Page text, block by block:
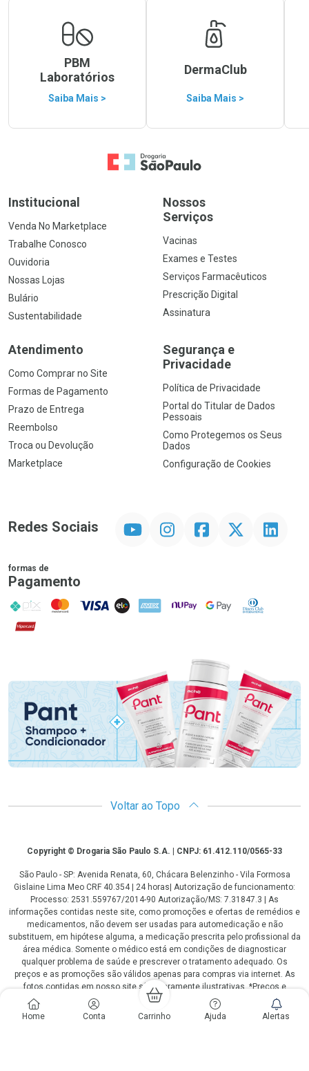
Home Conta Carrinho Ajuda Alertas
PBM
Laboratórios
Saiba Mais >
DermaClub
Saiba Mais >
Ir para a Home
Institucional
Venda No Marketplace
Trabalhe Conosco
Ouvidoria
Nossas Lojas
Bulário
Sustentabilidade
Nossos
Serviços
Vacinas
Exames e Testes
Serviços Farmacêuticos
Prescrição Digital
Assinatura
Atendimento
Como Comprar no Site
Formas de Pagamento
Prazo de Entrega
Reembolso
Troca ou Devolução
Marketplace
Segurança e
Privacidade
Política de Privacidade
Portal do Titular de Dados
Pessoais
Como Protegemos os Seus
Dados
Configuração de Cookies
Redes Sociais InstagramFacebookTwitter Linkedin
formas de
Pagamento
PIX MasterCard
VISA ELO AMEX NuPay Google PayDiners Club
Hipercard
Voltar ao Topo
CopyrightCopyright © Drogaria São Paulo S.A. | CNPJ: 61.412.110/0565-33
São Paulo - SP: Avenida Renata, 60, Chácara Belenzinho - Vila Formosa
Gislaine Lima Meo CRF 40.354 | 24 horas| Autorização de funcionamento:
Processo: 2531.559767/2014-90 Autorização/MS: 7.31847.3 | As
informações contidas neste site, como promoções e ofertas de remédios e
medicamentos, não devem ser usadas para automedicação e não
substituem, em hipótese alguma, a medicação prescrita pelo profissional da
área médica. Somente o médico está em condições de diagnosticar
qualquer problema de saúde e prescrever o tratamento adequado. Os
preços e as promoções são válidos apenas para compras via internet. As
fotos contidas em nosso site são meramente ilustrativas. *Preços e
disponibilidade sujeitos a alterações no decorrer do dia. Antibióticos e
antimicrobianos vendas apenas em lojas físicas ou televendas. Portaria nº
344 - 01/02/1999 - Ministério da Saúde. Horário de funcionamento Central